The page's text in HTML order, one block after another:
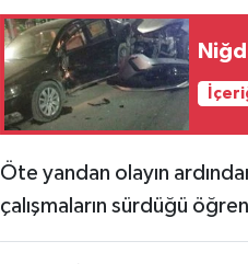
Öte yandan olayın
çalışmaların sürdüğü